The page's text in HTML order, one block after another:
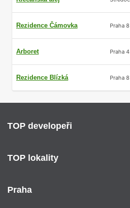
Rezidence Čámovka Praha 8
Arboret Praha 4
Rezidence Blízká Praha 8
TOP developeři
TOP lokality
Praha